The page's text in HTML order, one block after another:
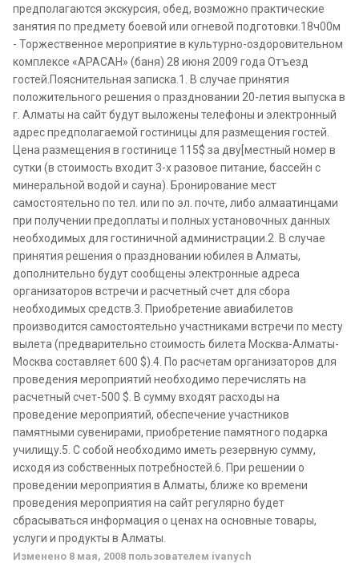
предполагаются экскурсия, обед, возможно практические
занятия по предмету боевой или огневой подготовки.18ч00м
- Торжественное мероприятие в культурно-оздоровительном
комплексе «АРАСАН» (баня) 28 июня 2009 года Отъезд
гостей.Пояснительная записка.1. В случае принятия
положительного решения о праздновании 20-летия выпуска в
г. Алматы на сайт будут выложены телефоны и электронный
адрес предполагаемой гостиницы для размещения гостей.
Цена размещения в гостинице 115$ за дву[местный номер в
сутки (в стоимость входит 3-х разовое питание, бассейн с
минеральной водой и сауна). Бронирование мест
самостоятельно по тел. или по эл. почте, либо алмаатинцами
при получении предоплаты и полных установочных данных
необходимых для гостиничной администрации.2. В случае
принятия решения о праздновании юбилея в Алматы,
дополнительно будут сообщены электронные адреса
организаторов встречи и расчетный счет для сбора
необходимых средств.3. Приобретение авиабилетов
производится самостоятельно участниками встречи по месту
вылета (предварительно стоимость билета Москва-Алматы-
Москва составляет 600 $).4. По расчетам организаторов для
проведения мероприятий необходимо перечислять на
расчетный счет-500 $. В сумму входят расходы на
проведение мероприятий, обеспечение участников
памятными сувенирами, приобретение памятного подарка
училищу.5. С собой необходимо иметь резервную сумму,
исходя из собственных потребностей.6. При решении о
проведении мероприятия в Алматы, ближе ко времени
проведения мероприятия на сайт регулярно будет
сбрасываться информация о ценах на основные товары,
услуги и продукты в Алматы.
Изменено 8 мая, 2008 пользователем ivanych